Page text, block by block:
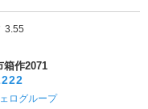
5つ星のうち3.5
3.55
箱作2071
ログループ